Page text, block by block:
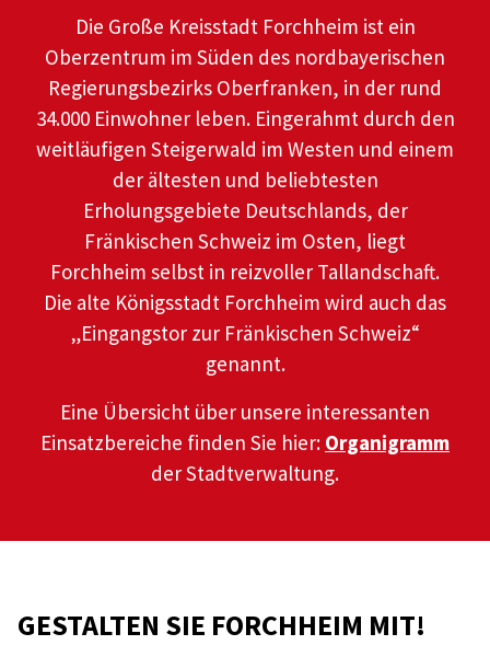
Die Große Kreisstadt Forchheim ist ein
Oberzentrum im Süden des nordbayerischen
Regierungsbezirks Oberfranken, in der rund
34.000 Einwohner leben. Eingerahmt durch den
weitläufigen Steigerwald im Westen und einem
der ältesten und beliebtesten
Erholungsgebiete Deutschlands, der
Fränkischen Schweiz im Osten, liegt
Forchheim selbst in reizvoller Tallandschaft.
Die alte Königsstadt Forchheim wird auch das
„Eingangstor zur Fränkischen Schweiz“
genannt.
Eine Übersicht über unsere interessanten
Einsatzbereiche finden Sie hier: Organigramm
der Stadtverwaltung.
GESTALTEN SIE FORCHHEIM MIT!